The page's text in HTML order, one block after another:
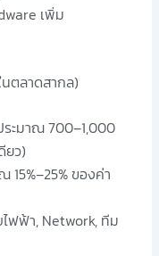
เพิ่ม
นตลาดสากล)
ระมาณ 700–1,000
ยว)
15%–25% ของค่า
ไฟฟ้า, Network, ทีม